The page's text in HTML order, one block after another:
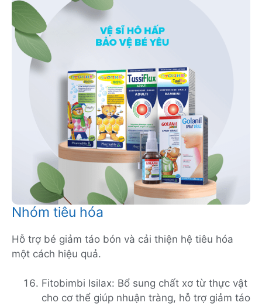
Nhóm tiêu hóa
Hỗ trợ bé giảm táo bón và cải thiện hệ tiêu hóa
một cách hiệu quả.
Fitobimbi Isilax: Bổ sung chất xơ từ thực vật
cho cơ thể giúp nhuận tràng, hỗ trợ giảm táo